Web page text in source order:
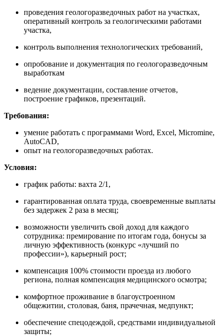
проведения геологоразведочных работ на участках,
оперативный контроль за геологическими работами
участка,
контроль выполнения технологических требований,
опробование и документация по геологоразведочным
выработкам
ведение документации, составление отчетов,
построение графиков, презентаций.
Требования:
умение работать с программами Word, Exсel, Micromine,
AutoCAD,
опыт на геологоразведочных работах.
Условия:
график работы: вахта 2/1,
гарантированная оплата труда, своевременные выплаты
без задержек 2 раза в месяц;
возможности увеличить свой доход для каждого
сотрудника: премирование по итогам года, бонусы за
личную эффективность (конкурс «лучший по
профессии»), карьерный рост;
компенсация 100% стоимости проезда из любого
региона, полная компенсация медицинского осмотра;
комфортное проживание в благоустроенном
общежитии, столовая, баня, прачечная, медпункт;
обеспечение спецодеждой, средствами индивидуальной
защиты;